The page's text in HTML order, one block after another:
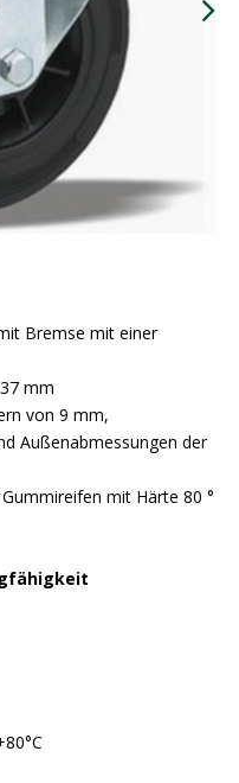
Bremse mit einer
mm
von 9 mm,
Außenabmessungen der
mit Härte 80 °